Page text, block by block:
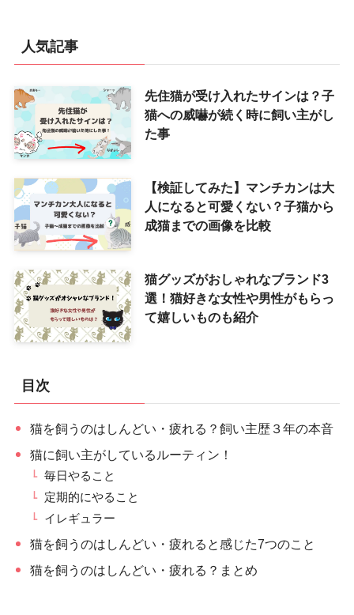
人気記事
先住猫が受け入れたサインは？子
猫への威嚇が続く時に飼い主がし
た事
【検証してみた】マンチカンは大
人になると可愛くない？子猫から
成猫までの画像を比較
猫グッズがおしゃれなブランド3
選！猫好きな女性や男性がもらっ
て嬉しいものも紹介
目次
猫を飼うのはしんどい・疲れる？飼い主歴３年の本音
猫に飼い主がしているルーティン！
毎日やること
定期的にやること
イレギュラー
猫を飼うのはしんどい・疲れると感じた7つのこと
猫を飼うのはしんどい・疲れる？まとめ